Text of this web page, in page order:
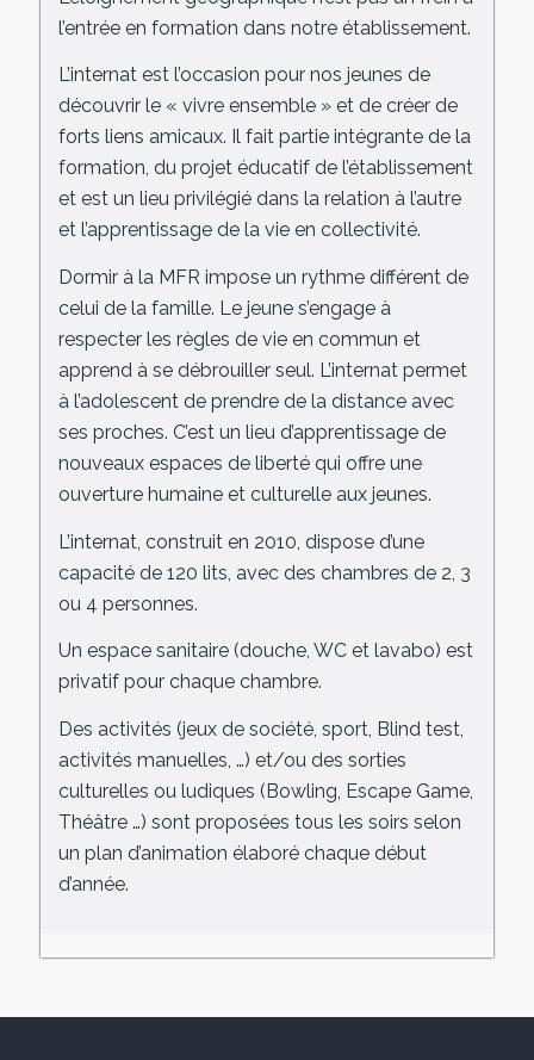
l’entrée en formation dans notre établissement.
L’internat est l’occasion pour nos jeunes de
découvrir le « vivre ensemble » et de créer de
forts liens amicaux. Il fait partie intégrante de la
formation, du projet éducatif de l’établissement
et est un lieu privilégié dans la relation à l’autre
et l’apprentissage de la vie en collectivité.
Dormir à la MFR impose un rythme différent de
celui de la famille. Le jeune s’engage à
respecter les règles de vie en commun et
apprend à se débrouiller seul. L’internat permet
à l’adolescent de prendre de la distance avec
ses proches. C’est un lieu d’apprentissage de
nouveaux espaces de liberté qui offre une
ouverture humaine et culturelle aux jeunes.
L’internat, construit en 2010, dispose d’une
capacité de 120 lits, avec des chambres de 2, 3
ou 4 personnes.
Un espace sanitaire (douche, WC et lavabo) est
privatif pour chaque chambre.
Des activités (jeux de société, sport, Blind test,
activités manuelles, …) et/ou des sorties
culturelles ou ludiques (Bowling, Escape Game,
Théâtre …) sont proposées tous les soirs selon
un plan d’animation élaboré chaque début
d’année.